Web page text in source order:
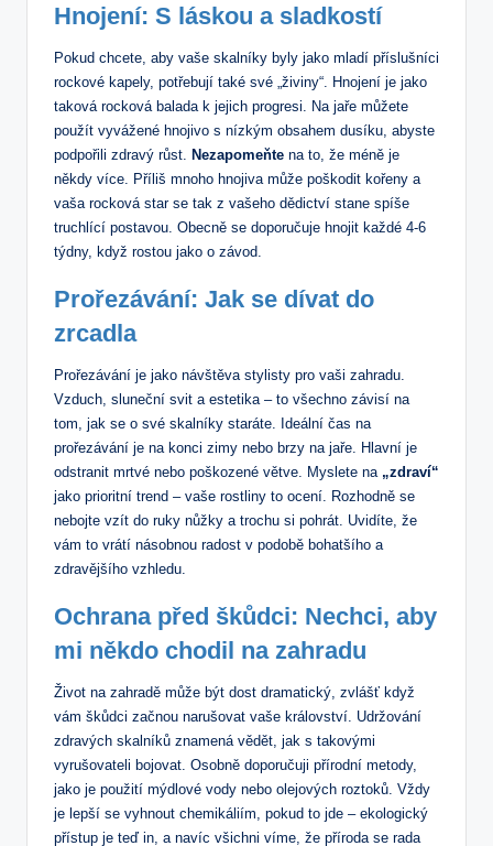
Hnojení: S láskou a sladkostí
Pokud chcete, aby vaše skalníky byly jako mladí příslušníci
rockové kapely, potřebují také své „živiny“. Hnojení je jako
taková rocková balada k jejich progresi. Na jaře můžete
použít vyvážené hnojivo s nízkým obsahem dusíku, abyste
podpořili zdravý růst.
Nezapomeňte na to, že méně je
někdy více. Příliš mnoho hnojiva může poškodit kořeny a
vaša rocková star se tak z vašeho dědictví stane spíše
truchlící postavou. Obecně se doporučuje hnojit každé 4-6
týdny, když rostou jako o závod.
Prořezávání: Jak se dívat do
zrcadla
Prořezávání je jako návštěva stylisty pro vaši zahradu.
Vzduch, sluneční svit a estetika – to všechno závisí na
tom, jak se o své skalníky staráte. Ideální čas na
prořezávání je na konci zimy nebo brzy na jaře. Hlavní je
odstranit mrtvé nebo poškozené větve. Myslete na „zdraví“
jako prioritní trend – vaše rostliny to ocení. Rozhodně se
nebojte vzít do ruky nůžky a trochu si pohrát. Uvidíte, že
vám to vrátí násobnou radost v podobě bohatšího a
zdravějšího vzhledu.
Ochrana před škůdci: Nechci, aby
mi někdo chodil na zahradu
Život na zahradě může být dost dramatický, zvlášť když
vám škůdci začnou narušovat vaše království. Udržování
zdravých skalníků znamená vědět, jak s takovými
vyrušovateli bojovat. Osobně doporučuji přírodní metody,
jako je použití mýdlové vody nebo olejových roztoků. Vždy
je lepší se vyhnout chemikáliím, pokud to jde – ekologický
přístup je teď in, a navíc všichni víme, že příroda se rada